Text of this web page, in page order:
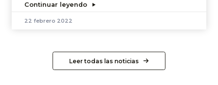
Continuar leyendo
22 febrero 2022
Leer todas las noticias